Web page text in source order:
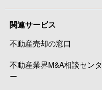
関連サービス
不動産売却の窓口
不動産業界M&A相談センタ
ー